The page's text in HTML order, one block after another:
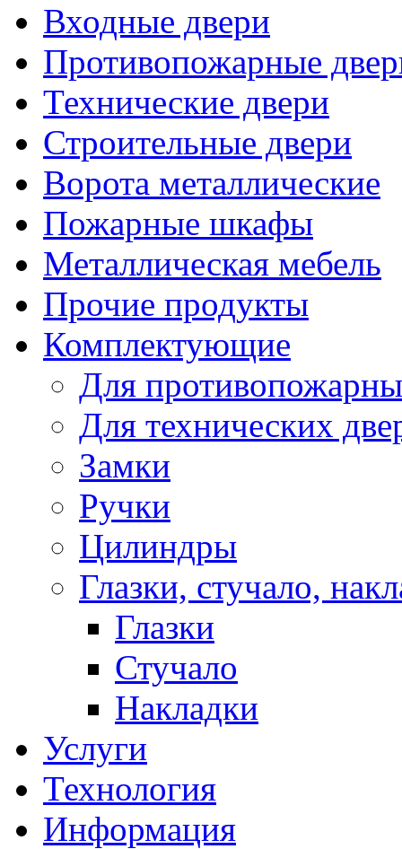
Входные двери
Противопожарные
Технические двери
Строительные двери
Ворота металлические
Пожарные шкафы
Металлическая мебель
Прочие продукты
Комплектующие
Для
Для технических
Замки
Ручки
Цилиндры
Глазки, стучало,
Глазки
Стучало
Накладки
Услуги
Технология
Информация